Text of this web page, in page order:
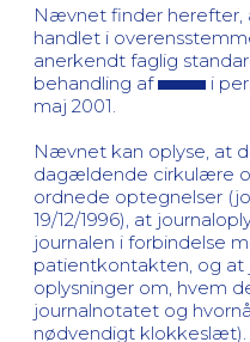
Nævnet finder
handlet i
anerkendt faglig
behandling af
i
maj 2001.
Nævnet kan oplyse, at
dagældende cirkulære
ordnede optegnelser
19/12/1996), at
journalen i forbindelse
patientkontakten, og at
oplysninger om, hvem
journalnotatet og
nødvendigt klokkeslæt).